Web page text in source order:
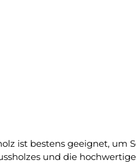
ist bestens geeignet, um
und die